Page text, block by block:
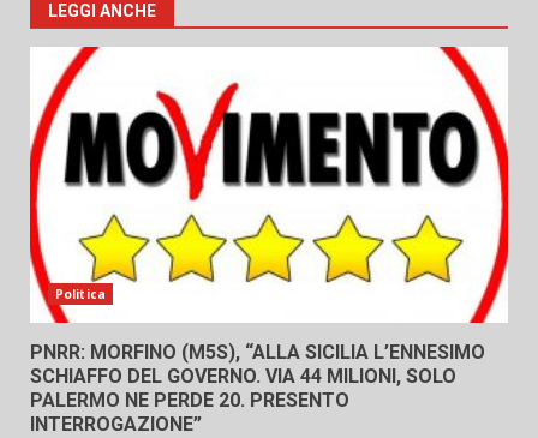
LEGGI ANCHE
Politica
PNRR: MORFINO (M5S), “ALLA SICILIA L’ENNESIMO
SCHIAFFO DEL GOVERNO. VIA 44 MILIONI, SOLO
PALERMO NE PERDE 20. PRESENTO
INTERROGAZIONE”